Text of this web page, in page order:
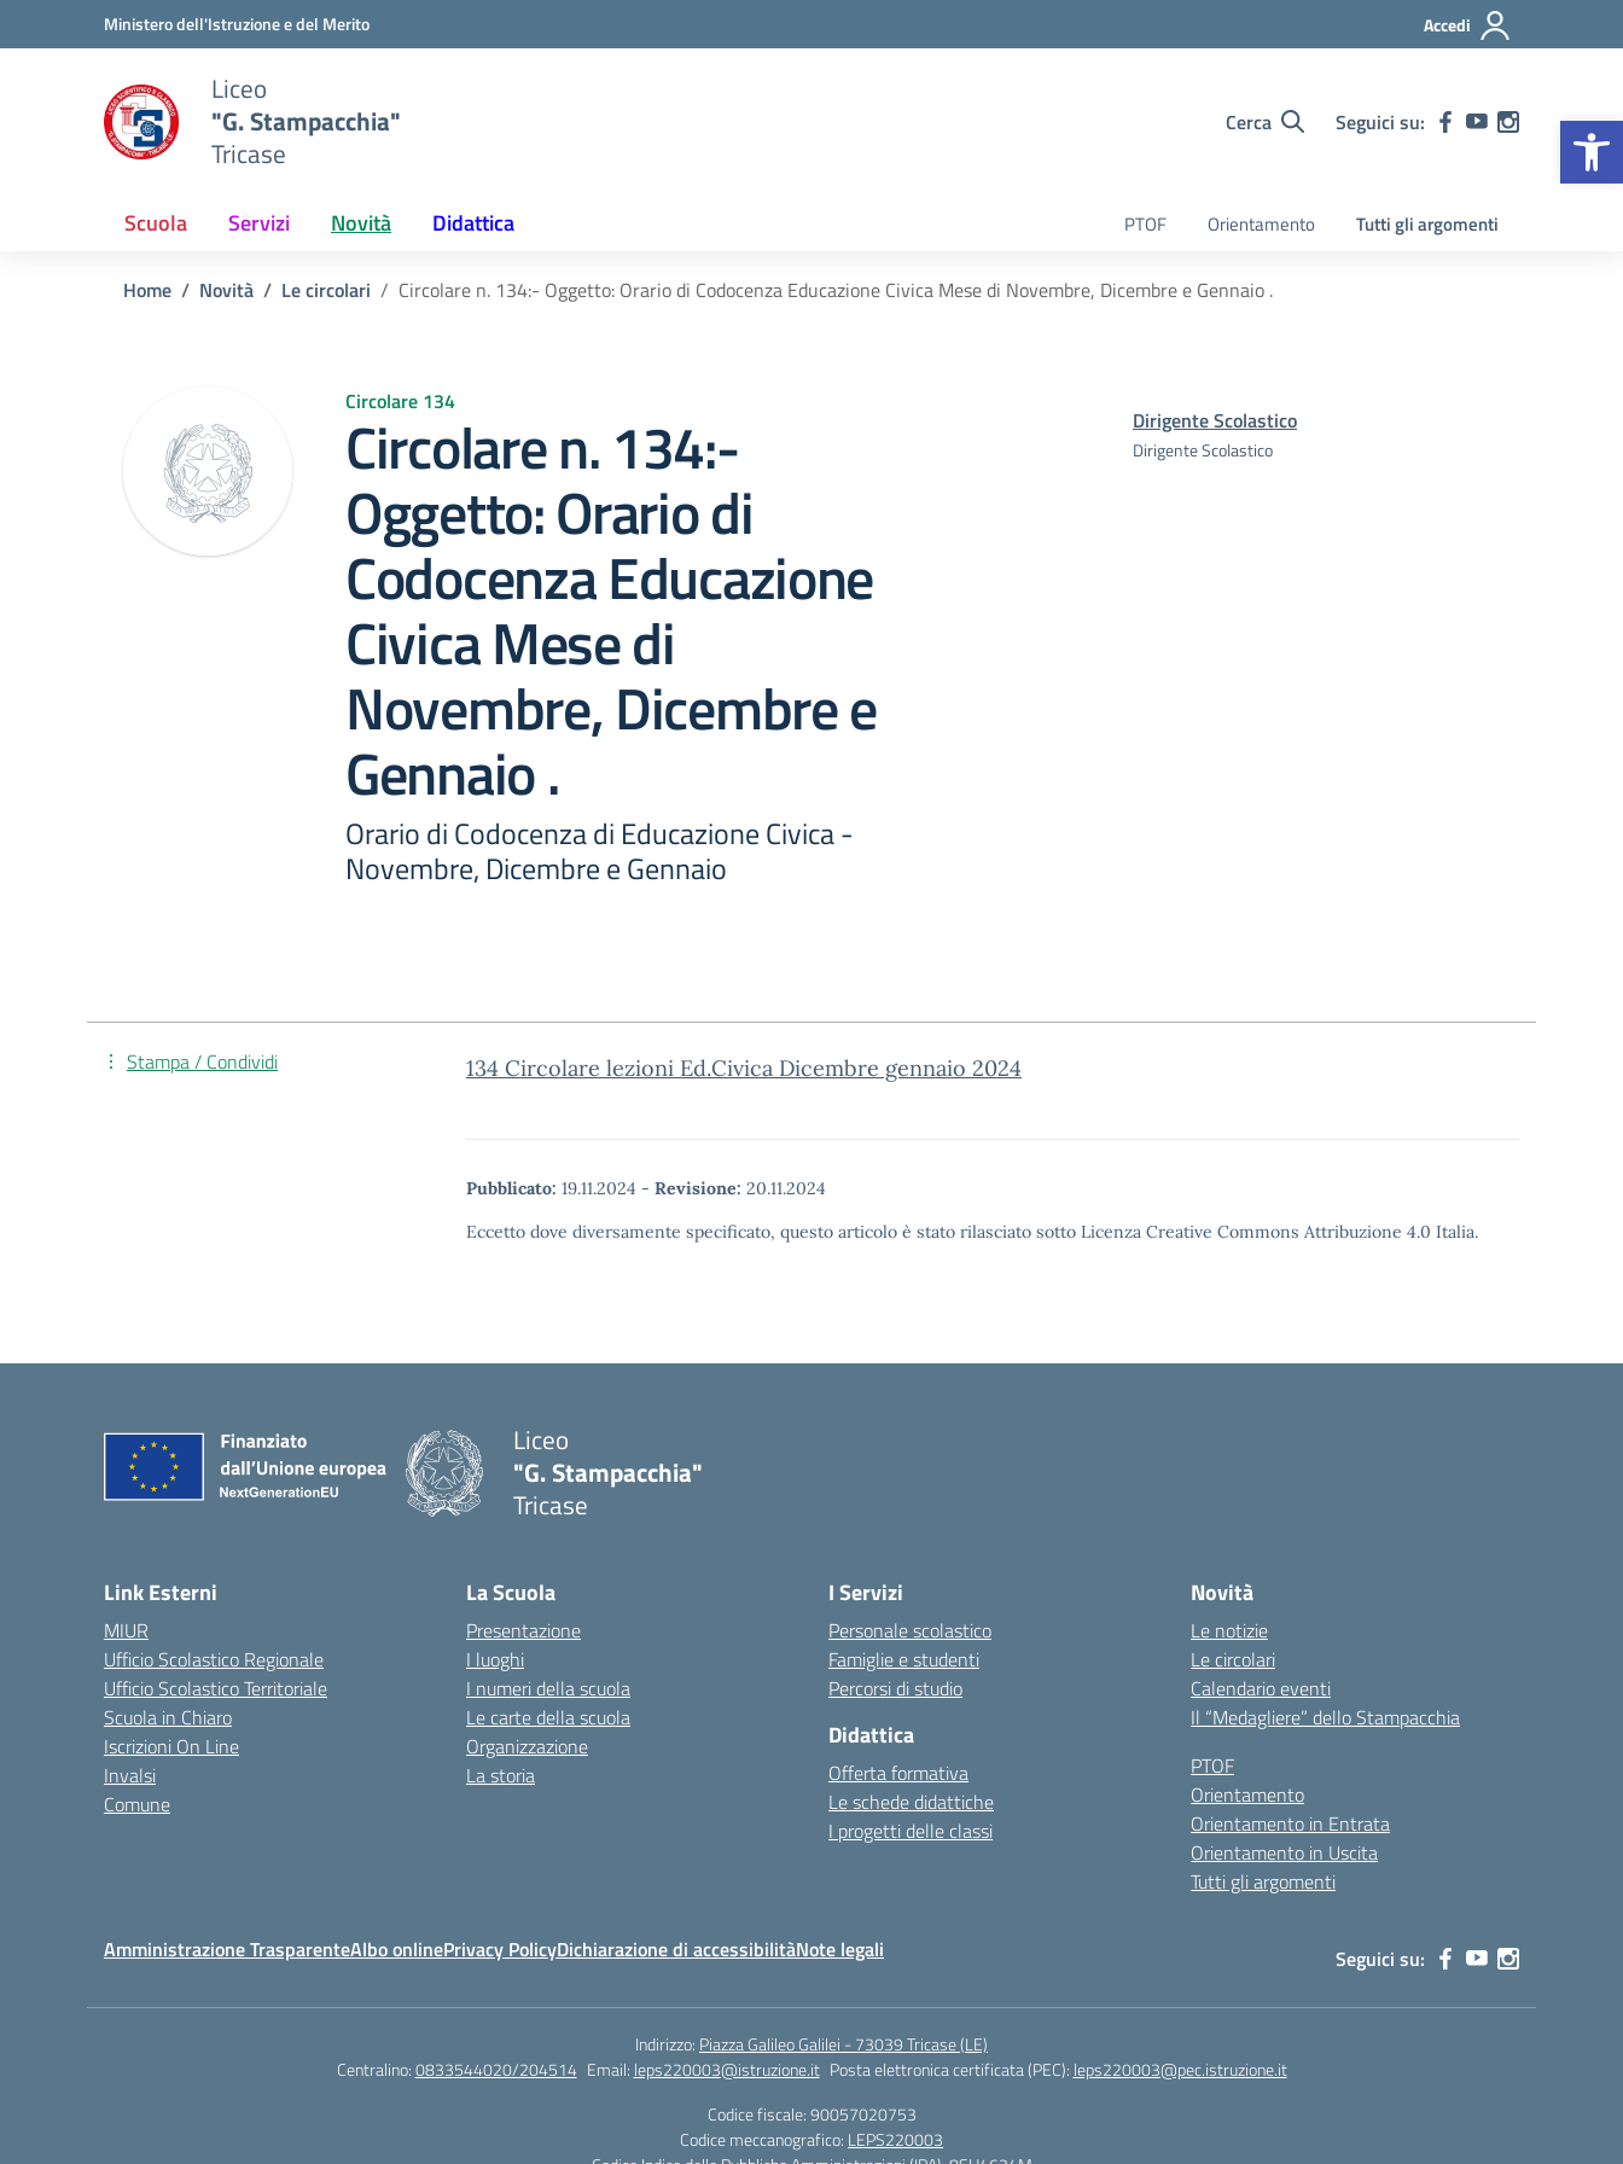
Vai ai contenuti
Vai al menu di navigazioneMinistero dell'Istruzione e del Merito Accedi
Liceo
"G. Stampacchia"
Tricase
Cerca Seguici su:
Scuola Servizi Novità Didattica PTOF Orientamento Tutti gli argomenti
Home Novità Le circolari Circolare n. 134:- Oggetto: Orario di Codocenza Educazione Civica Mese di Novembre, Dicembre e Gennaio .
Circolare 134
Circolare n. 134:-
Oggetto: Orario di
Codocenza Educazione
Civica Mese di
Novembre, Dicembre e
Gennaio .
Orario di Codocenza di Educazione Civica -
Novembre, Dicembre e Gennaio
Dirigente Scolastico
Dirigente Scolastico
134 Circolare lezioni Ed.Civica Dicembre gennaio 2024
Pubblicato: 19.11.2024 - Revisione: 20.11.2024
Eccetto dove diversamente specificato, questo articolo è stato rilasciato sotto Licenza Creative Commons Attribuzione 4.0 Italia.
Stampa / Condividi
Liceo
"G. Stampacchia"
Tricase
Link Esterni
MIUR
Ufficio Scolastico Regionale
Ufficio Scolastico Territoriale
Scuola in Chiaro
Iscrizioni On Line
Invalsi
Comune
La Scuola
Presentazione
I luoghi
I numeri della scuola
Le carte della scuola
Organizzazione
La storia
I Servizi
Personale scolastico
Famiglie e studenti
Percorsi di studio
Didattica
Offerta formativa
Le schede didattiche
I progetti delle classi
Novità
Le notizie
Le circolari
Calendario eventi
Il “Medagliere” dello Stampacchia
PTOF
Orientamento
Orientamento in Entrata
Orientamento in Uscita
Tutti gli argomenti
Amministrazione TrasparenteAlbo onlinePrivacy PolicyDichiarazione di accessibilitàNote legali Seguici su:
Indirizzo: Piazza Galileo Galilei - 73039 Tricase (LE)
Centralino:0833544020/204514 Email: leps220003@istruzione.it Posta elettronica certificata (PEC): leps220003@pec.istruzione.it
Codice fiscale: 90057020753
Codice meccanografico: LEPS220003